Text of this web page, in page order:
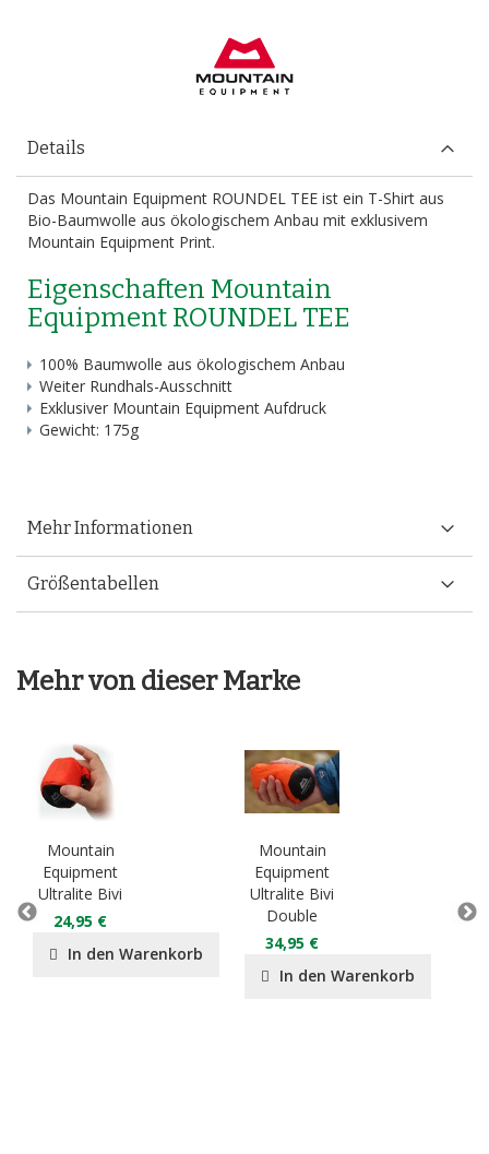
Details
Das Mountain Equipment ROUNDEL TEE ist ein T-Shirt aus
Bio-Baumwolle aus ökologischem Anbau mit exklusivem
Mountain Equipment Print.
Eigenschaften Mountain
Equipment ROUNDEL TEE
100% Baumwolle aus ökologischem Anbau
Weiter Rundhals-Ausschnitt
Exklusiver Mountain Equipment Aufdruck
Gewicht: 175g
Mehr Informationen
Größentabellen
Mehr von dieser Marke
Mountain
Equipment
Ultralite Bivi
24,95 €
In den Warenkorb
Mountain
Equipment
Ultralite Bivi
Double
34,95 €
In den Warenkorb